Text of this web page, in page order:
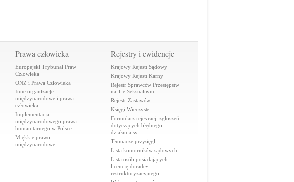
Prawa człowieka
Europejski Trybunał Praw
Człowieka
ONZ i Prawa Człowieka
Inne organizacje
międzynarodowe i prawa
człowieka
Implementacja
międzynarodowego prawa
humanitarnego w Polsce
Miękkie prawo
międzynarodowe
Rejestry i ewidencje
Krajowy Rejestr Sądowy
Krajowy Rejestr Karny
Rejestr Sprawców Przestępstw
na Tle Seksualnym
Rejestr Zastawów
Księgi Wieczyste
Formularz rejestracji zgłoszeń
dotyczących błędnego
działania sy
Tłumacze przysięgli
Lista komorników sądowych
Lista osób posiadających
licencję doradcy
restrukturyzacyjnego